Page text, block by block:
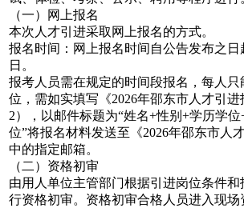
（一）网上报名
本次人才引进采取网上报名的方式。
报名时间：网上报名时间自公告发布之日
日。
报考人员需在规定的时间段报名，每人只
位，需如实填写《2026年邵东市人才引
2），以邮件标题为“姓名+性别+学历学
位”将报名材料发送至《2026年邵东市人
中的指定邮箱。
（二）资格初审
由用人单位主管部门根据引进岗位条件
行资格初审。资格初审合格人员进入现场